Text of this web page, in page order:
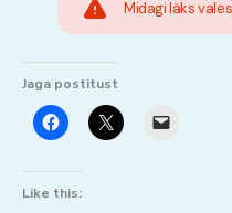
Midagi läks
Jaga postitust
Like this: